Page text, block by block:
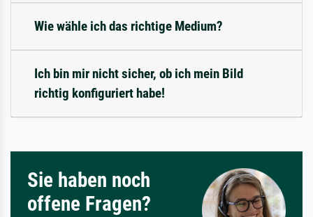
Wie wähle ich das richtige Medium?
Ich bin mir nicht sicher, ob ich mein Bild
richtig konfiguriert habe!
Sie haben noch
offene Fragen?